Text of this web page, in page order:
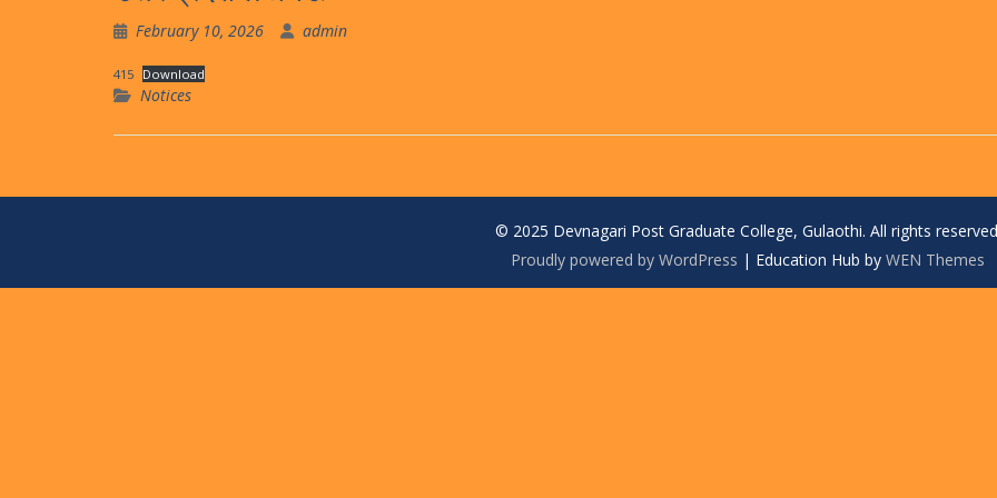
February 10, 2026 admin
415 Download
Notices
© 2025 Devnagari Post Graduate College, Gulaothi. All rights
Proudly powered by WordPress | Education Hub by WEN Themes